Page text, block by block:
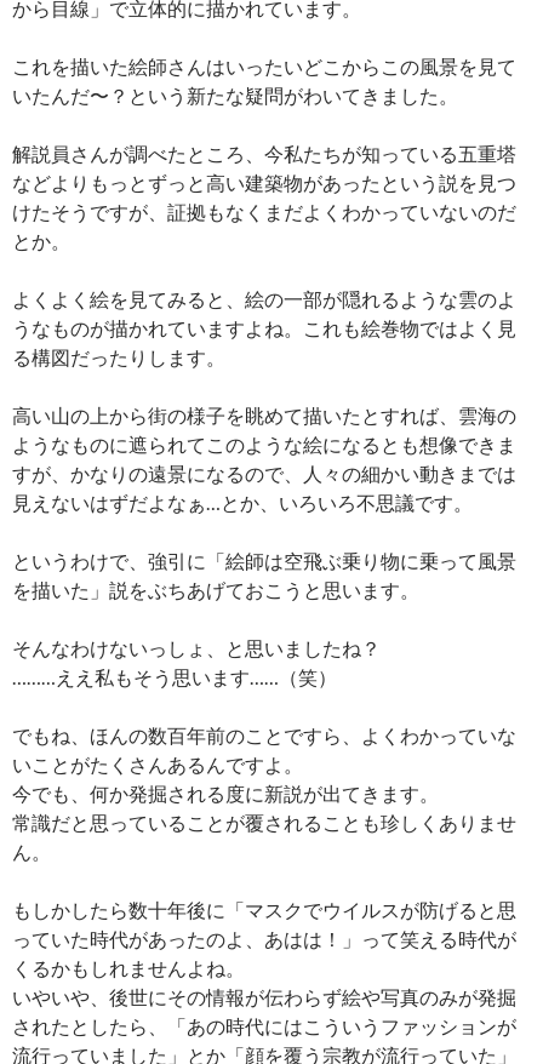
から目線」で立体的に描かれています。
これを描いた絵師さんはいったいどこからこの風景を見て
いたんだ〜？という新たな疑問がわいてきました。
解説員さんが調べたところ、今私たちが知っている五重塔
などよりもっとずっと高い建築物があったという説を見つ
けたそうですが、証拠もなくまだよくわかっていないのだ
とか。
よくよく絵を見てみると、絵の一部が隠れるような雲のよ
うなものが描かれていますよね。これも絵巻物ではよく見
る構図だったりします。
高い山の上から街の様子を眺めて描いたとすれば、雲海の
ようなものに遮られてこのような絵になるとも想像できま
すが、かなりの遠景になるので、人々の細かい動きまでは
見えないはずだよなぁ…とか、いろいろ不思議です。
というわけで、強引に「絵師は空飛ぶ乗り物に乗って風景
を描いた」説をぶちあげておこうと思います。
そんなわけないっしょ、と思いましたね？
………ええ私もそう思います……（笑）
でもね、ほんの数百年前のことですら、よくわかっていな
いことがたくさんあるんですよ。
今でも、何か発掘される度に新説が出てきます。
常識だと思っていることが覆されることも珍しくありませ
ん。
もしかしたら数十年後に「マスクでウイルスが防げると思
っていた時代があったのよ、あはは！」って笑える時代が
くるかもしれませんよね。
いやいや、後世にその情報が伝わらず絵や写真のみが発掘
されたとしたら、「あの時代にはこういうファッションが
流行っていました」とか「顔を覆う宗教が流行っていた」